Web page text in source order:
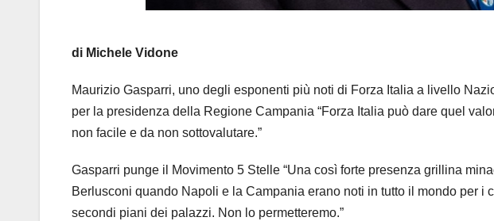
di Michele Vidone
Maurizio Gasparri, uno degli esponenti più noti di Forza Italia a livello
per la presidenza della Regione Campania “Forza Italia può dare quel
non facile e da non sottovalutare.”
Gasparri punge il Movimento 5 Stelle “Una così forte presenza grillina
Berlusconi quando Napoli e la Campania erano noti in tutto il mondo per i
secondi piani dei palazzi. Non lo permetteremo.”